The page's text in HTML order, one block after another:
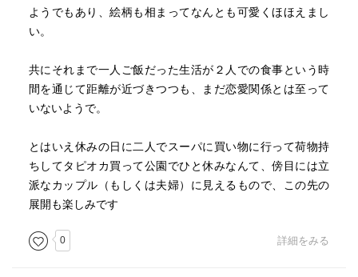
ようでもあり、絵柄も相まってなんとも可愛くほほえまし
い。
共にそれまで一人ご飯だった生活が２人での食事という時
間を通じて距離が近づきつつも、まだ恋愛関係とは至って
いないようで。
とはいえ休みの日に二人でスーパに買い物に行って荷物持
ちしてタピオカ買って公園でひと休みなんて、傍目には立
派なカップル（もしくは夫婦）に見えるもので、この先の
展開も楽しみです
0 詳細をみる